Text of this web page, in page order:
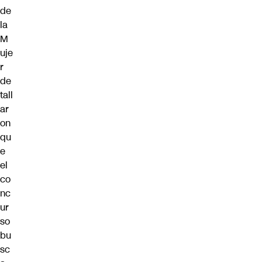
de
la
M
uje
r
de
tall
ar
on
qu
e
el
co
nc
ur
so
bu
sc